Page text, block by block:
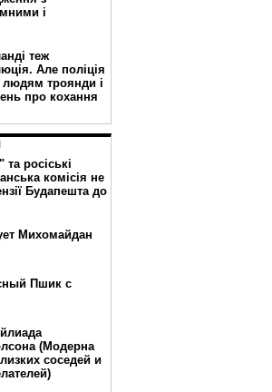
і
теж
Але поліція
людям троянди і
про кохання
та росіські
комісія не
Будапешта до
Михомайдан
Пшик с
(Модерна
соседей и